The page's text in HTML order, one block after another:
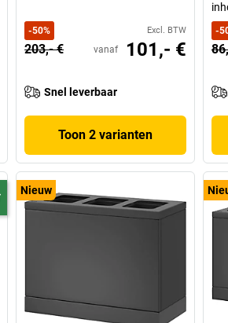
-50% Excl. BTW
203,- € vanaf 101,- €
Snel leverbaar
Toon 2 varianten
-
Nieuw